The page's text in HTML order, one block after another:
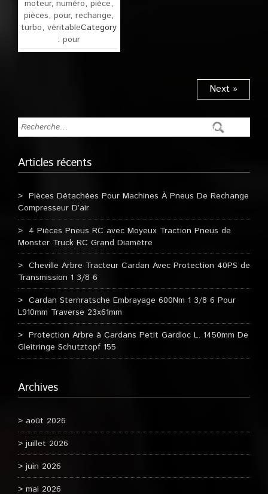
moteur,numéro,pièce,
pièces,pour,rechange,
turbo,véritableCategory
:pour
Next »
Articles récents
Pièces Détachées Pour Machines À Pneus De Rechange
Compresseur D’air
4 Pièces Pneus RC avec Moyeux Traction Pneus de
Monster Truck RC Grand Diamètre
Cheville Arbre Tracteur Cardan Avec Protection 40PS de
Transmission 1 3/8 6
Cardan Sternratsche Embrayage 600Nm 1 3/8 6 Pour
L910mm Traverse 23x61mm
Protection Arbre à Cardans Petit Gardloc L. 1450mm De
Gleitringe Schutztopf 155
Archives
août 2026
juillet 2026
juin 2026
mai 2026